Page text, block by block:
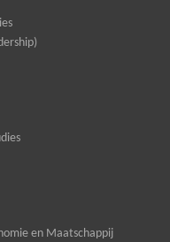
en Maatschappij